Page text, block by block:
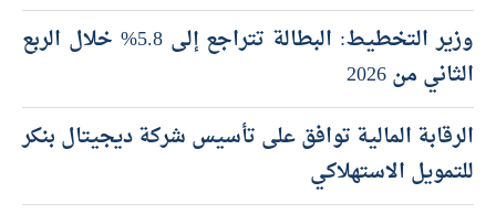
وزير التخطيط: البطالة تتراجع إلى 5.8% خلال الربع
الثاني من 2026
الرقابة المالية توافق على تأسيس شركة ديجيتال بنكر
للتمويل الاستهلاكي